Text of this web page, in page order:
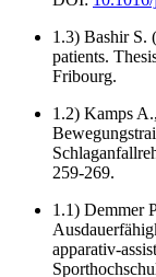
1.3) Bashir S.
patients.
Fribourg.
1.2) Kamps
259-269.
1.1) Demmer
apparativ-